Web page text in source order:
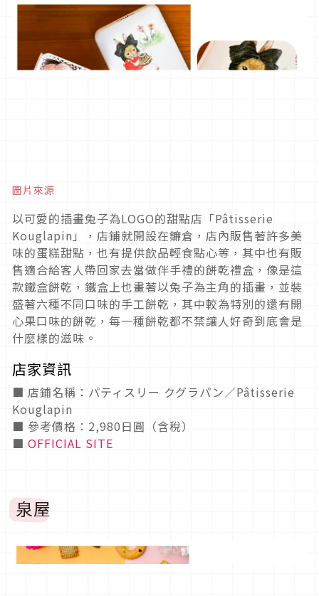
圖片來源
以可愛的插畫兔子為LOGO的甜點店「Pâtisserie
Kouglapin」，店鋪就開設在鐮倉，店內販售著許多美
味的蛋糕甜點，也有提供飲品輕食點心等，其中也有販
售適合給客人帶回家去當做伴手禮的餅乾禮盒，像是這
款鐵盒餅乾，鐵盒上也畫著以兔子為主角的插畫，並裝
盛著六種不同口味的手工餅乾，其中較為特別的還有開
心果口味的餅乾，每一種餅乾都不禁讓人好奇到底會是
什麼樣的滋味。
店家資訊
■ 店鋪名稱：パティスリー クグラパン／Pâtisserie
Kouglapin
■ 參考價格：2,980日圓（含稅）
■ OFFICIAL SITE
泉屋